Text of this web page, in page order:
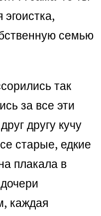
семью
так
за все эти
другу кучу
старые, едкие
плакала в
каждая